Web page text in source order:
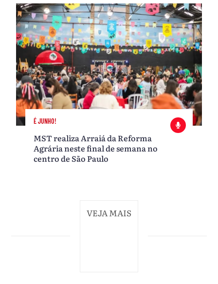
É JUNHO!
MST realiza Arraiá da Reforma
Agrária neste final de semana no
centro de São Paulo
VEJA MAIS